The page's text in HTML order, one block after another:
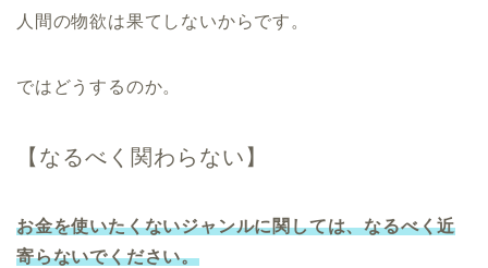
人間の物欲は果てしないからです。
ではどうするのか。
【なるべく関わらない】
お金を使いたくないジャンルに関しては、なるべく近
寄らないでください。